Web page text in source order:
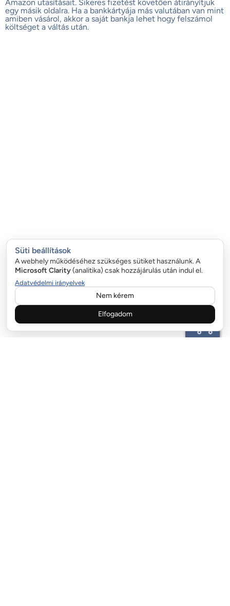
Amazon utasításait. Sikeres fizetést követően átirányítjuk
egy másik oldalra. Ha a bankkártyája más valutában van mint
amiben vásárol, akkor a saját bankja lehet hogy felszámol
költséget a váltás után.
Süti beállítások
A webhely működéséhez szükséges sütiket használunk. A
Microsoft Clarity(analitika) csak hozzájárulás után indul el.
Adatvédelmi irányelvek
Nem kérem
Elfogadom